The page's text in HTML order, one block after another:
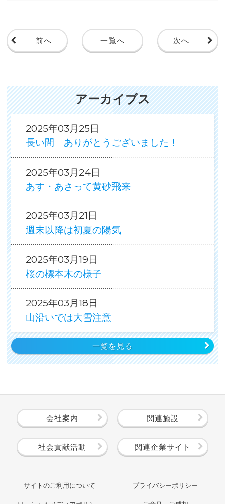
前へ 一覧へ 次へ
アーカイブス
2025年03月25日
長い間 ありがとうございました！
2025年03月24日
あす・あさって黄砂飛来
2025年03月21日
週末以降は初夏の陽気
2025年03月19日
桜の標本木の様子
2025年03月18日
山沿いでは大雪注意
一覧を見る
会社案内 関連施設
社会貢献活動 関連企業サイト
サイトのご利用について プライバシーポリシー